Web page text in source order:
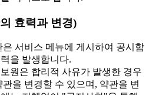
효력과 변경)
서비스 메뉴에 게시하여 공시함
을 발생합니다.
원은 합리적 사유가 발생한 경우
관을 변경할 수 있으며, 약관을 변